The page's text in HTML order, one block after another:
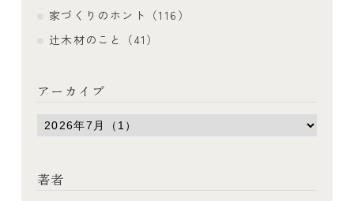
家づくりのホント（116）
辻木材のこと（41）
アーカイブ
著者